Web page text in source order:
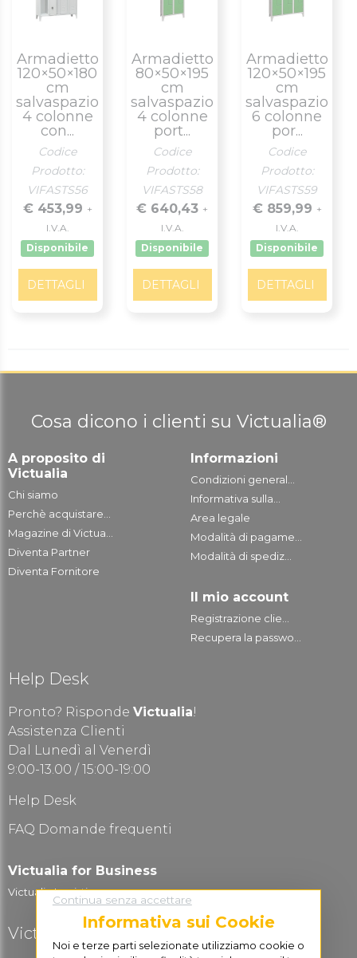
Armadietto
120×50×180
cm
salvaspazio
4 colonne
con...
Codice
Prodotto:
VIFASTS56
€ 453,99 +
I.V.A.
Disponibile
DETTAGLI
Armadietto
80×50×195
cm
salvaspazio
4 colonne
port...
Codice
Prodotto:
VIFASTS58
€ 640,43 +
I.V.A.
Disponibile
DETTAGLI
Armadietto
120×50×195
cm
salvaspazio
6 colonne
por...
Codice
Prodotto:
VIFASTS59
€ 859,99 +
I.V.A.
Disponibile
DETTAGLI
Cosa dicono i clienti su Victualia®
A proposito di
Victualia
Chi siamo
Perchè acquistare...
Magazine di Victua...
Diventa Partner
Diventa Fornitore
Informazioni
Condizioni general...
Informativa sulla...
Area legale
Modalità di pagame...
Modalità di spediz...
Il mio account
Registrazione clie...
Recupera la passwo...
Help Desk
Pronto? Risponde Victualia!
Assistenza Clienti
Dal Lunedì al Venerdì
9:00-13.00 / 15:00-19:00
Help Desk
FAQ Domande frequenti
Victualia for Business
Victualia Logistic...
Victualia è social
Continua senza accettare
Informativa sui Cookie
Noi e terze parti selezionate utilizziamo cookie o